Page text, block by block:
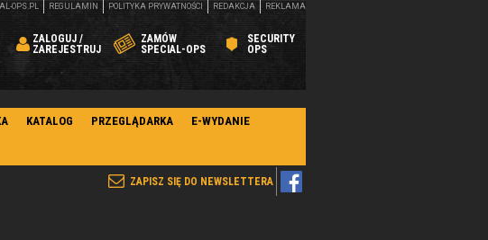
ZALOGUJ /
ZAREJESTRUJ
ZAMÓW
SPECIAL-OPS
SECURITY
OPS
OPS.PL REGULAMIN POLITYKA PRYWATNOŚCI REDAKCJA REKLAMA
KATALOG PRZEGLĄDARKA E-WYDANIE
ZAPISZ SIĘ DO NEWSLETTERA